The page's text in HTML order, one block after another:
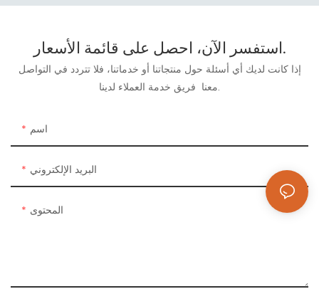
استفسر الآن، احصل على قائمة الأسعار.
إذا كانت لديك أي أسئلة حول منتجاتنا أو خدماتنا، فلا تتردد في التواصل
معنافريق خدمة العملاء لدينا.
اسم
البريد الإلكتروني
المحتوى